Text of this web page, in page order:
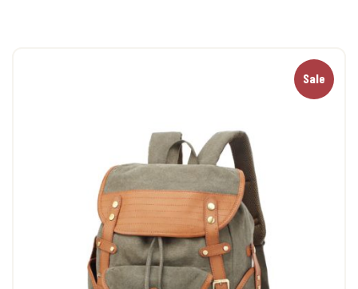
Sale